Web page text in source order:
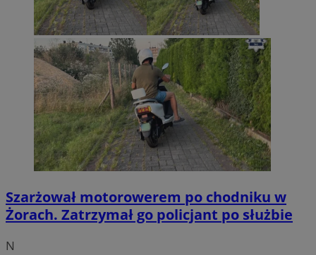
Szarżował motorowerem po chodniku w
Żorach. Zatrzymał go policjant po służbie
N